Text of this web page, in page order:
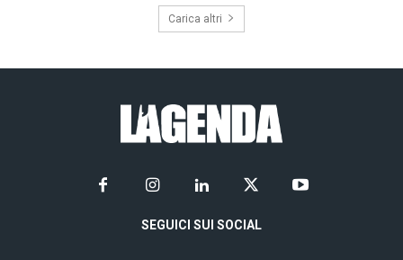
Carica altri
SEGUICI SUI SOCIAL